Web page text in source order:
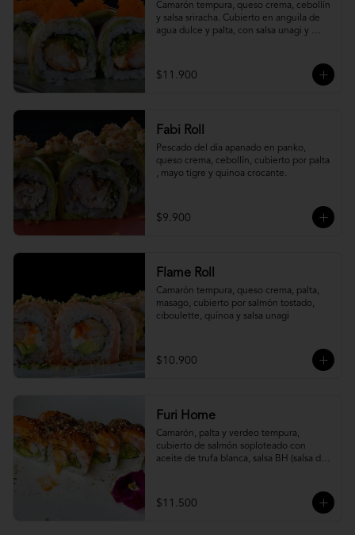
Camarón tempura, queso crema, cebollín
y salsa sriracha. Cubierto en anguila de
agua dulce y palta, con salsa unagi y
$11.900
Fabi Roll
Pescado del día apanado en panko,
queso crema, cebollín, cubierto por palta
, mayo tigre y quinoa crocante.
$9.900
Flame Roll
Camarón tempura, queso crema, palta,
masago, cubierto por salmón tostado,
ciboulette, quínoa y salsa unagi
$10.900
Furi Home
Camarón, palta y verdeo tempura,
cubierto de salmón soploteado con
aceite de trufa blanca, salsa BH (salsa de
$11.500